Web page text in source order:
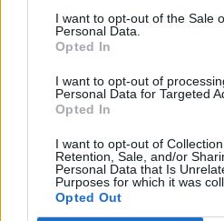
I want to opt-out of the Sale
Personal Data.
Opted In
I want to opt-out of
Personal Data for Targeted
Opted In
I want to opt-out of
Retention, Sale, and/or
Personal Data that Is
Purposes for which it was
Opted Out
Τα φρούτα και τα
περιεκτικότητα σε νερό,
επιλογές.
Οι χυμοί και τα
μπορούν να
όταν κάνει ζέστη